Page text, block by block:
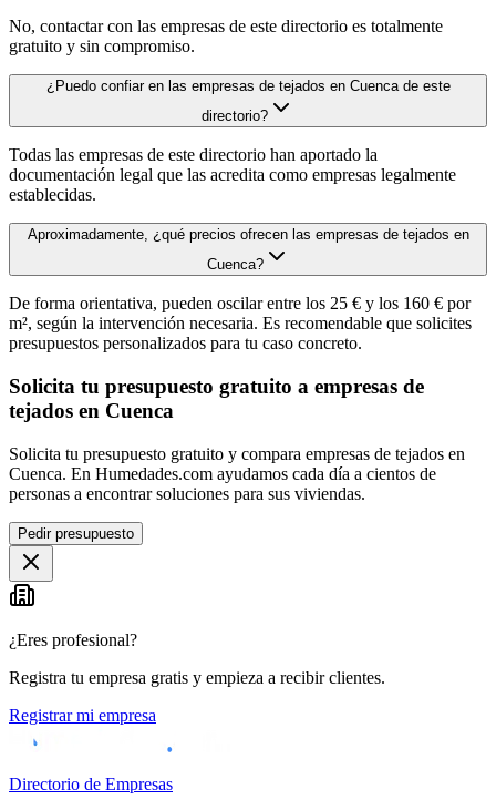
No, contactar con las empresas de este directorio es totalmente
gratuito y sin compromiso.
¿Puedo confiar en las empresas de tejados en Cuenca de este
directorio?
Todas las empresas de este directorio han aportado la
documentación legal que las acredita como empresas legalmente
establecidas.
Aproximadamente, ¿qué precios ofrecen las empresas de tejados en
Cuenca?
De forma orientativa, pueden oscilar entre los 25 € y los 160 € por
m², según la intervención necesaria. Es recomendable que solicites
presupuestos personalizados para tu caso concreto.
Solicita tu presupuesto gratuito a empresas de
tejados en Cuenca
Solicita tu presupuesto gratuito y compara empresas de tejados en
Cuenca. En Humedades.com ayudamos cada día a cientos de
personas a encontrar soluciones para sus viviendas.
Pedir presupuesto
¿Eres profesional?
Registra tu empresa gratis y empieza a recibir clientes.
Registrar mi empresa
Directorio de Empresas